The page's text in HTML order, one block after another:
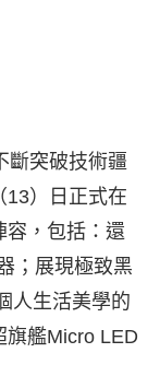
斷突破技術疆
13）日正式在
容，包括：還
；展現極致黑
人生活美學的
旗艦Micro LED